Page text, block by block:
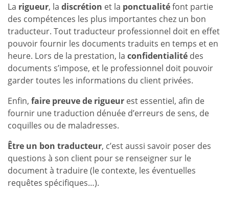
La rigueur, la discrétion et la ponctualitéfont partie
des compétences les plus importantes chez un bon
traducteur. Tout traducteur professionnel doit en effet
pouvoir fournir les documents traduits en temps et en
heure. Lors de la prestation, la confidentialité des
documents s’impose, et le professionnel doit pouvoir
garder toutes les informations du client privées.
Enfin, faire preuve de rigueur est essentiel, afin de
fournir une traduction dénuée d’erreurs de sens, de
coquilles ou de maladresses.
Être un bon traducteur, c’est aussi savoir poser des
questions à son client pour se renseigner sur le
document à traduire (le contexte, les éventuelles
requêtes spécifiques…).